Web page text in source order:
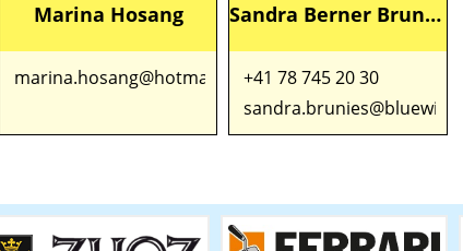
Marina Hosang
marina.hosang@hotmail.com
Sandra Berner Brunies
+41 78 745 20 30
sandra.brunies@bluewin.ch